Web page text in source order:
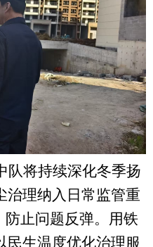
队将持续深化冬季扬
治理纳入日常监管重
防止问题反弹。用铁
民生温度优化治理服